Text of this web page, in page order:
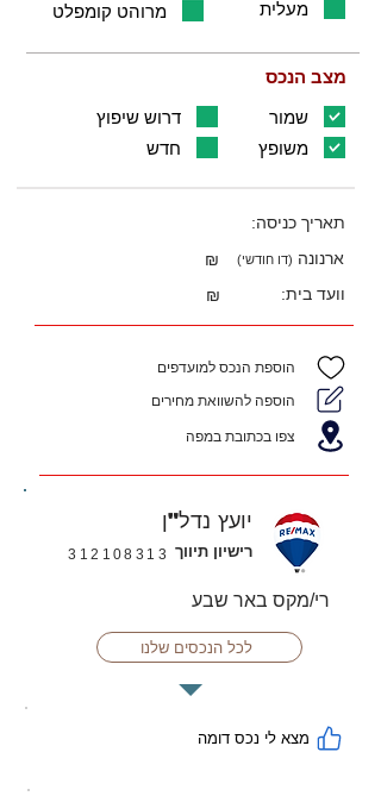
מרוהט קומפלט
מעלית
מצב הנכס
דרוש שיפוץ
שמור
חדש
משופץ
תאריך כניסה:
₪
ארנונה (דו חודשי)
₪ וועד בית:
הוספת הנכס למועדפים
הוספה להשוואת מחירים
צפו בכתובת במפה
יועץ נדל"ן
312108313 רישיון תיווך
רי/מקס באר שבע
לכל הנכסים שלנו
מצא לי נכס דומה